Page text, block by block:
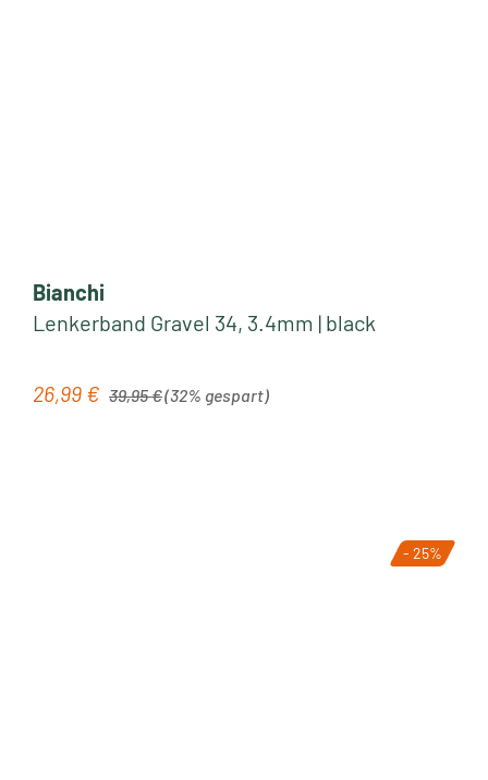
Bianchi
Lenkerband Gravel 34, 3.4mm | black
Verkaufspreis:
26,99 € 39,95 €(32% gespart)
- 25%